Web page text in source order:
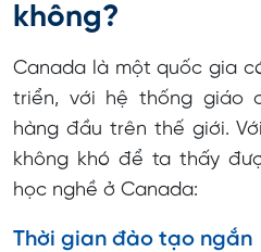
không?
Canada là một quốc gia
triển, với hệ thống giáo
hàng đầu trên thế giới.
không khó để ta thấy
học nghề ở Canada:
Thời gian đào tạo ngắn